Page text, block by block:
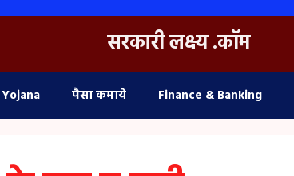
सरकारी लक्ष्य .कॉम
पैसा कमाये Finance & Banking